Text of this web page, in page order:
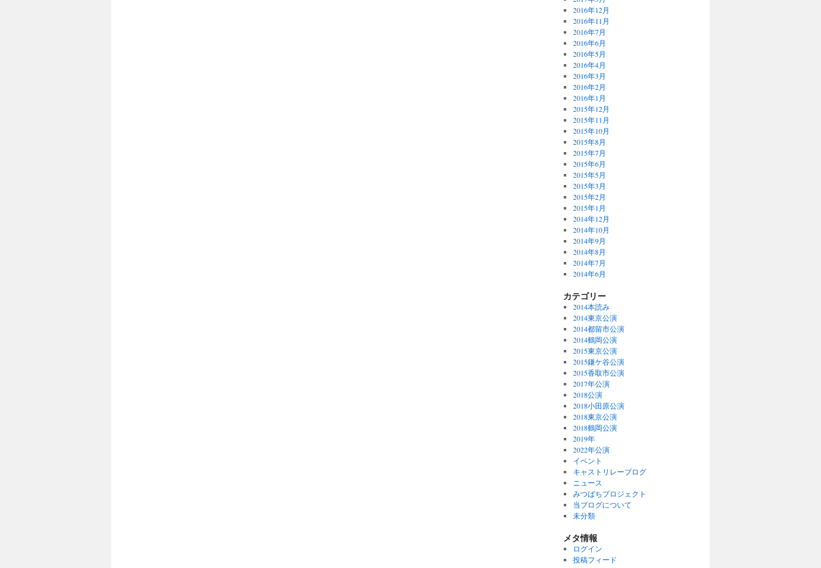
2016年12月
2016年11月
2016年7月
2016年6月
2016年5月
2016年4月
2016年3月
2016年2月
2016年1月
2015年12月
2015年11月
2015年10月
2015年8月
2015年7月
2015年6月
2015年5月
2015年3月
2015年2月
2015年1月
2014年12月
2014年10月
2014年9月
2014年8月
2014年7月
2014年6月
カテゴリー
2014本読み
2014東京公演
2014都留市公演
2014鶴岡公演
2015東京公演
2015鎌ケ谷公演
2015香取市公演
2017年公演
2018公演
2018小田原公演
2018東京公演
2018鶴岡公演
2019年
2022年公演
イベント
キャストリレーブログ
ニュース
みつばちプロジェクト
当ブログについて
未分類
メタ情報
ログイン
投稿フィード